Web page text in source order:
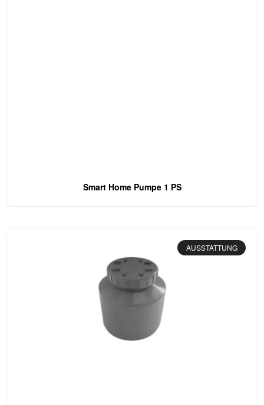
Smart Home Pumpe 1 PS
AUSSTATTUNG